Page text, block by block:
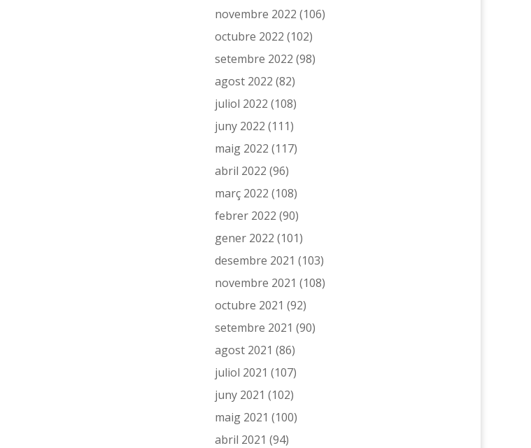
novembre 2022 (106)
octubre 2022 (102)
setembre 2022 (98)
agost 2022 (82)
juliol 2022 (108)
juny 2022 (111)
maig 2022 (117)
abril 2022 (96)
març 2022 (108)
febrer 2022 (90)
gener 2022 (101)
desembre 2021 (103)
novembre 2021 (108)
octubre 2021 (92)
setembre 2021 (90)
agost 2021 (86)
juliol 2021 (107)
juny 2021 (102)
maig 2021 (100)
abril 2021 (94)